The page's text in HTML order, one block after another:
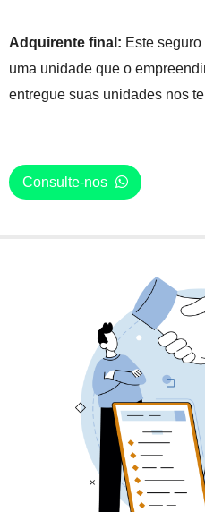
Adquirente final: Este
uma unidade que o
entregue suas unidades nos
Consulte-nos